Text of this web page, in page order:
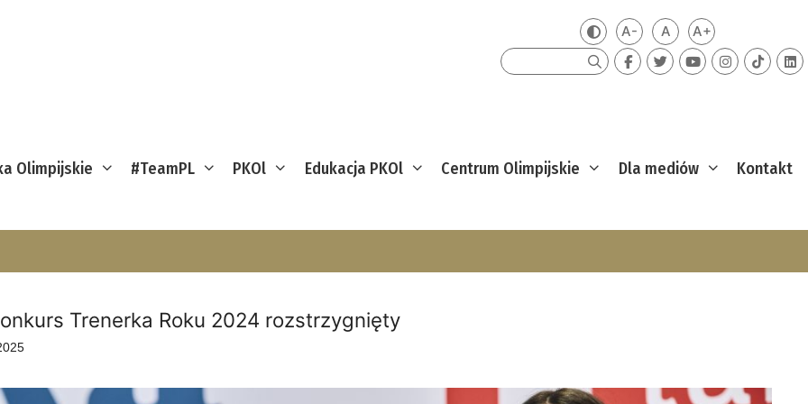
Zmień kontrast
A-Mniejsza czcionka
ADomyślna czcionka
A+Większa
Szukaj
Olimpijskie #TeamPL PKOl Edukacja PKOl Centrum Olimpijskie Dla mediów Kontakt
Trenerka Roku 2024 rozstrzygnięty